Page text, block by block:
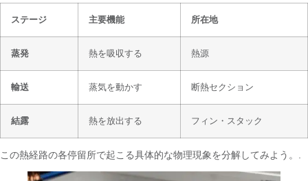
ステージ 主要機能 所在地
蒸発 熱を吸収する 熱源
輸送 蒸気を動かす 断熱セクション
結露 熱を放出する フィン・スタック
この熱経路の各停留所で起こる具体的な物理現象を分解してみよう。.